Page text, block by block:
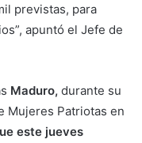
previstas, para
apuntó el Jefe de
Maduro, durante su
Mujeres Patriotas en
este jueves